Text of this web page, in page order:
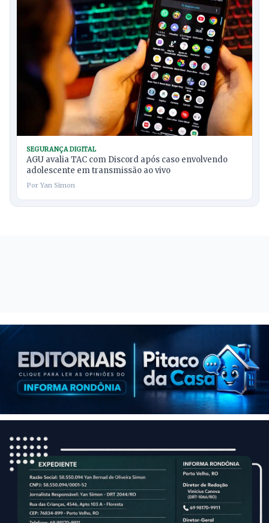
SEGURANÇA DIGITAL
AGU avalia TAC com Discord após caso envolvendo
adolescente em transmissão ao vivo
Por Yan Simon